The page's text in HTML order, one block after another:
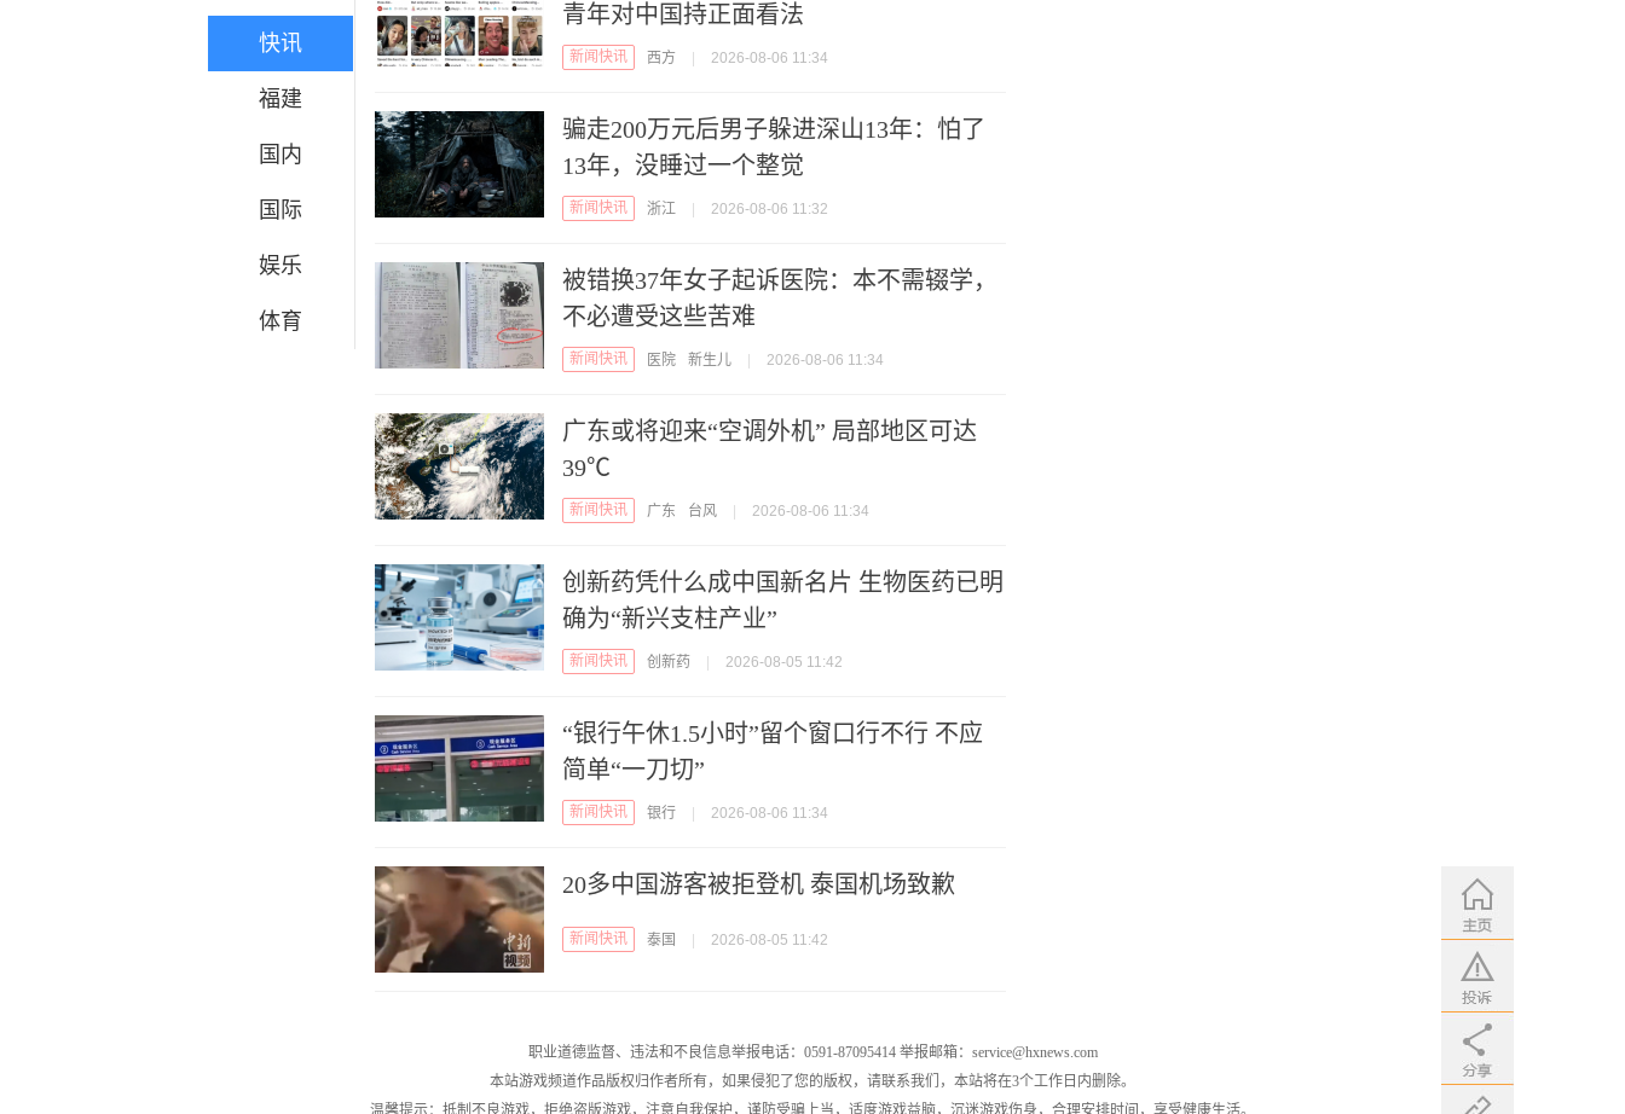
快讯
福建
国内
国际
娱乐
体育
青年对中国持正面看法
新闻快讯 西方 2026-08-06 11:34
骗走200万元后男子躲进深山13年：怕了
13年，没睡过一个整觉
新闻快讯 浙江 2026-08-06 11:32
被错换37年女子起诉医院：本不需辍学，
不必遭受这些苦难
新闻快讯 医院 新生儿 2026-08-06 11:34
广东或将迎来“空调外机” 局部地区可达
39℃
新闻快讯 广东 台风 2026-08-06 11:34
创新药凭什么成中国新名片 生物医药已明
确为“新兴支柱产业”
新闻快讯 创新药 2026-08-05 11:42
“银行午休1.5小时”留个窗口行不行 不应
简单“一刀切”
新闻快讯 银行 2026-08-06 11:34
20多中国游客被拒登机 泰国机场致歉
新闻快讯 泰国 2026-08-05 11:42
职业道德监督、违法和不良信息举报电话：0591-87095414 举报邮箱：service@hxnews.com
本站游戏频道作品版权归作者所有，如果侵犯了您的版权，请联系我们，本站将在3个工作日内删除。